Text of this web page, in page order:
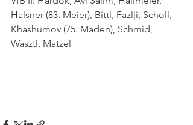
Halsner (83. Meier), Bittl, Fazlji, Scholl,
Khashumov (75. Maden), Schmid,
Wasztl, Matzel